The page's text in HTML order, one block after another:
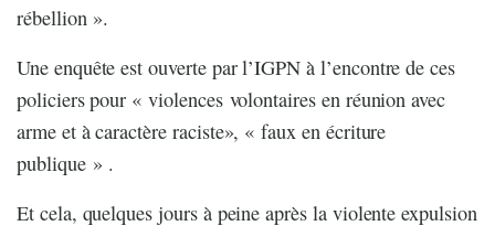
rébellion ».
Une enquête est ouverte par l’IGPN à l’encontre de ces
policiers pour « violences volontaires en réunion avec
arme et à caractère raciste», « faux en écriture
publique » .
Et cela, quelques jours à peine après la violente expulsion